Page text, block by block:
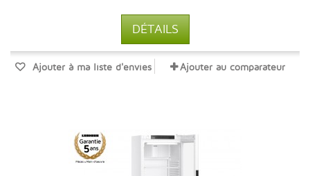
DÉTAILS
Ajouter à ma liste d'envies Ajouter au comparateur